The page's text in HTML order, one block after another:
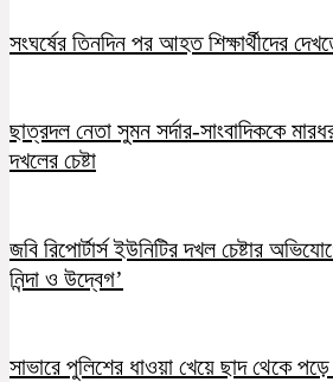
সংঘর্ষের তিনদিন পর আহত শিক্ষার্থীদের
ছাত্রদল নেতা সুমন সর্দার-সাংবাদিককে
দখলের চেষ্টা
জবি রিপোর্টার্স ইউনিটির দখল চেষ্টার
নিন্দা ও উদ্বেগ’
সাভারে পুলিশের ধাওয়া খেয়ে ছাদ থেকে